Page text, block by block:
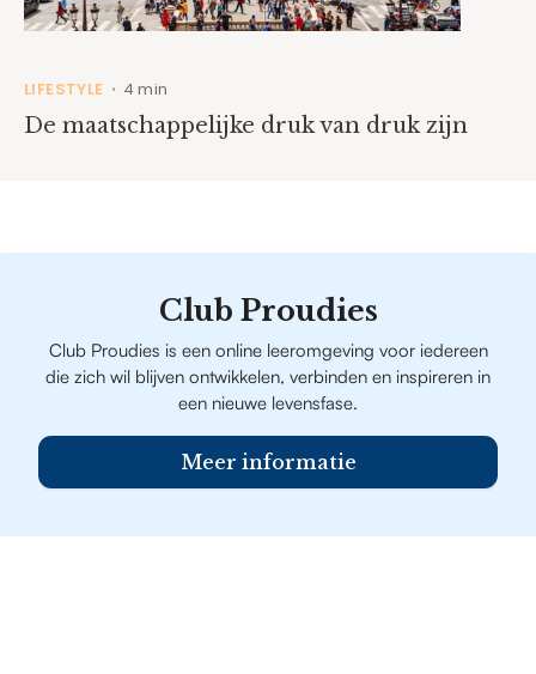
LIFESTYLE • 4 min
De maatschappelijke druk van druk zijn
Club Proudies
Club Proudies is een online leeromgeving voor iedereen
die zich wil blijven ontwikkelen, verbinden en inspireren in
een nieuwe levensfase.
Meer informatie